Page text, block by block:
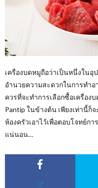
เครื่องบดหมูถือว่าเป็นหนึ่งในอุ
อำนวยความสะดวกในการทำอ
ควรที่จะทำการเลือกซื้อเครื่อง
Pantip ในข้างต้น เพียงเท่านี้ก็
ห้องครัวเอาไว้เพื่อตอบโจทย์ก
แน่นอน…